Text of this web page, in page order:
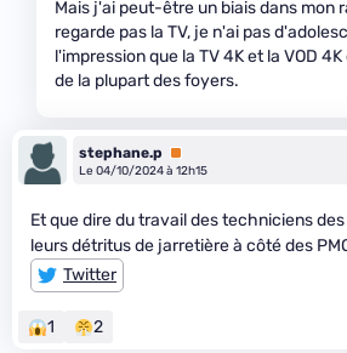
Mais j'ai peut-être un biais dans mon
regarde pas la TV, je n'ai pas
l'impression que la TV 4K et la VOD
de la plupart des foyers.
stephane.p
Premium
Le 04/10/2024 à 12h15
Et que dire du travail des techniciens
leurs détritus de jarretière à côté des
Twitter
1 2